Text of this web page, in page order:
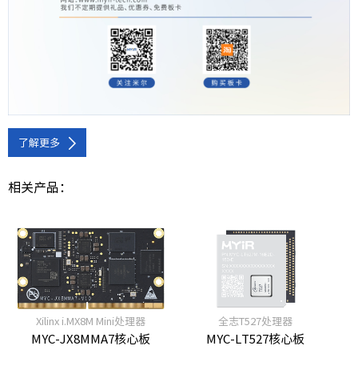
了解更多
相关产品：
Xilinx i.MX8M Mini处理器
MYC-JX8MMA7核心板
全志T527处理器
MYC-LT527核心板